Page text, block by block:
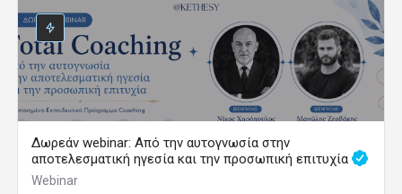
Δωρεάν webinar: Από την αυτογνωσία στην
αποτελεσματική ηγεσία και την προσωπική επιτυχία
Webinar